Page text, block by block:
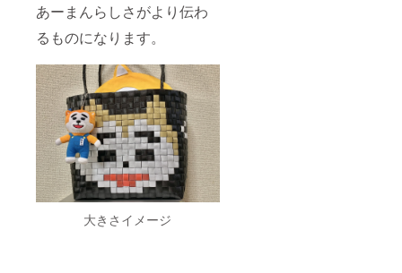
あーまんらしさがより伝わ
るものになります。
大きさイメージ